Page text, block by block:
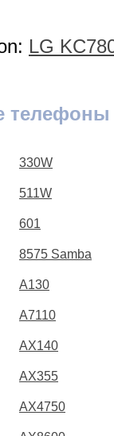
LG
телефоны
330W
511W
601
8575 Samba
A130
A7110
AX140
AX355
AX4750